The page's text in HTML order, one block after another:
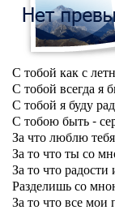
С тобой как с
С тобой всегда я
С тобой я буду
С тобою быть -
За что люблю
За то что ты со
За то что радости
Разделишь со
За то что все мои